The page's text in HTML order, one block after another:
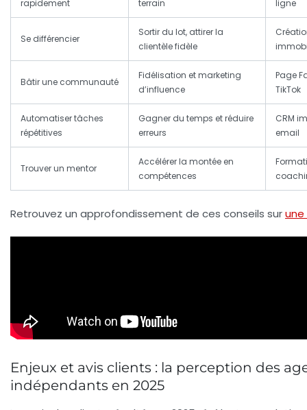
rapidement
terrain
ligne
Se différencier
Sortir du lot, attirer la
clientèle fidèle
Bâtir une communauté
Fidélisation et marketing
d’influence
Page
TikTok
Automatiser tâches
répétitives
Gagner du temps et réduire
erreurs
CRM
email
Trouver un mentor
Accélérer la montée en
compétences
Retrouvez un approfondissement de ces conseils sur
Enjeux et avis clients : la perception des
indépendants en 2025